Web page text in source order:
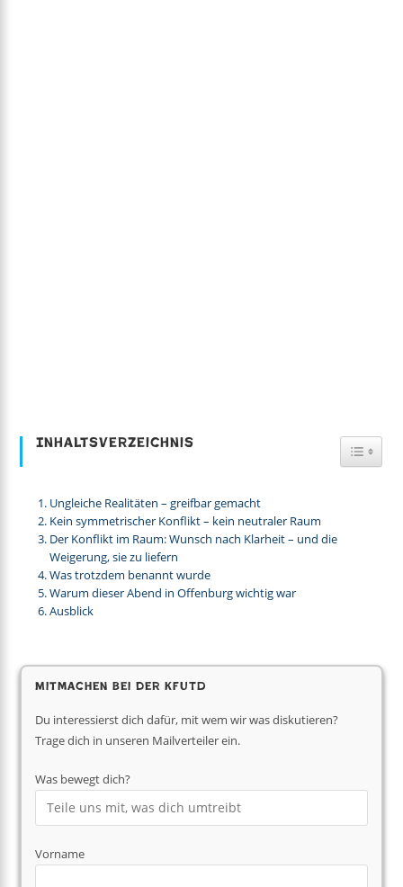
Inhaltsverzeichnis
Ungleiche Realitäten – greifbar gemacht
Kein symmetrischer Konflikt – kein neutraler Raum
Der Konflikt im Raum: Wunsch nach Klarheit – und die
Weigerung, sie zu liefern
Was trotzdem benannt wurde
Warum dieser Abend in Offenburg wichtig war
Ausblick
Mitmachen bei der KfUTD
Du interessierst dich dafür, mit wem wir was diskutieren?
Trage dich in unseren Mailverteiler ein.
Was bewegt dich?
Vorname